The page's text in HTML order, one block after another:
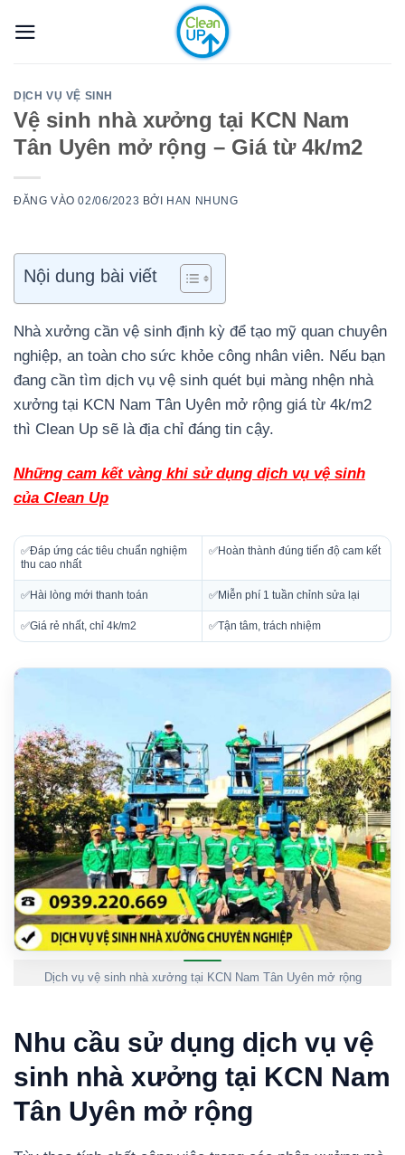
qua
DỊCH VỤ VỆ SINH
Vệ sinh nhà xưởng tại KCN Nam
Tân Uyên mở rộng – Giá từ 4k/m2
ĐĂNG VÀO02/06/2023 BỞI HAN NHUNG
Nội dung bài viết
Nhà xưởng cần vệ sinh định kỳ để tạo mỹ quan chuyên
nghiệp, an toàn cho sức khỏe công nhân viên. Nếu bạn
đang cần tìm dịch vụ vệ sinh quét bụi màng nhện nhà
xưởng tại KCN Nam Tân Uyên mở rộng giá từ 4k/m2
thì Clean Up sẽ là địa chỉ đáng tin cậy.
Những cam kết vàng khi sử dụng dịch vụ vệ sinh
của Clean Up
✅Đáp ứng các tiêu chuẩn nghiệm
thu cao nhất
✅Hoàn thành đúng tiến độ cam kết
✅Hài lòng mới thanh toán ✅Miễn phí 1 tuần chỉnh sửa lại
✅Giá rẻ nhất, chỉ 4k/m2 ✅Tận tâm, trách nhiệm
Dịch vụ vệ sinh nhà xưởng tại KCN Nam Tân Uyên mở rộng
Nhu cầu sử dụng dịch vụ vệ
sinh nhà xưởng tại KCN Nam
Tân Uyên mở rộng